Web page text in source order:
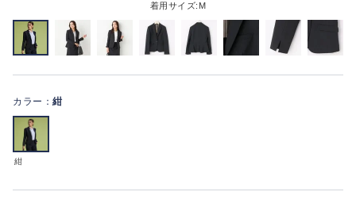
着用サイズ:M
カラー： 紺
紺